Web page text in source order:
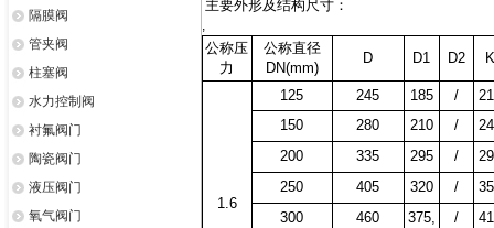
隔膜阀
管夹阀
柱塞阀
水力控制阀
衬氟阀门
陶瓷阀门
液压阀门
氧气阀门
主要外形及结构尺寸：
,
公称压
力
公称直径
DN(mm)
D D1 D2 K
1.6
125 245 185 /
150
280 210 /
200
335 295 /
250
405 320 /
300
460 375, /